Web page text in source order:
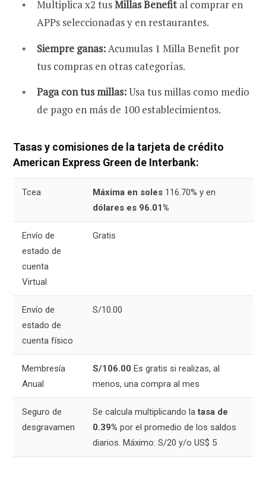
Multiplica x2 tusMillas Benefital comprar en
APPs seleccionadas y en restaurantes.
Siempre ganas:Acumulas 1 Milla Benefit por
tus compras en otras categorías.
Paga con tus millas:Usa tus millas como medio
de pago en más de 100 establecimientos.
Tasas y comisiones de la tarjeta de crédito
American Express Green de Interbank:
Tcea Máxima en soles 116.70% y en
dólares es 96.01%
Envío de
estado de
cuenta
Virtual
Gratis
Envío de
estado de
cuenta físico
S/10.00
Membresía
Anual
S/106.00 Es gratis si realizas, al
menos, una compra al mes
Seguro de
desgravamen
Se calcula multiplicando latasa de
0.39% por el promedio de los saldos
diarios. Máximo: S/20 y/o US$ 5